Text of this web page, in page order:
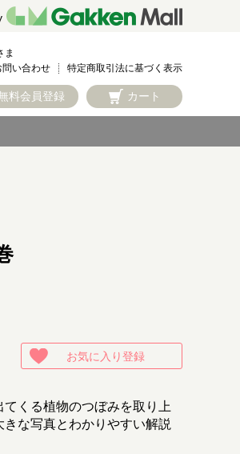
ま
問い合わせ 特定商取引法に基づく表示
料会員登録 カート
お気に入り登録
くる植物のつぼみを取り上
な写真とわかりやすい解説